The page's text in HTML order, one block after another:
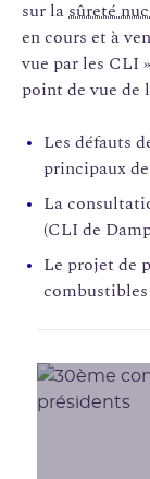
sur lasûreté
en cours et à
vue par les CLI
point de vue de
Les défauts
principaux de
La
(CLI de
Le projet de